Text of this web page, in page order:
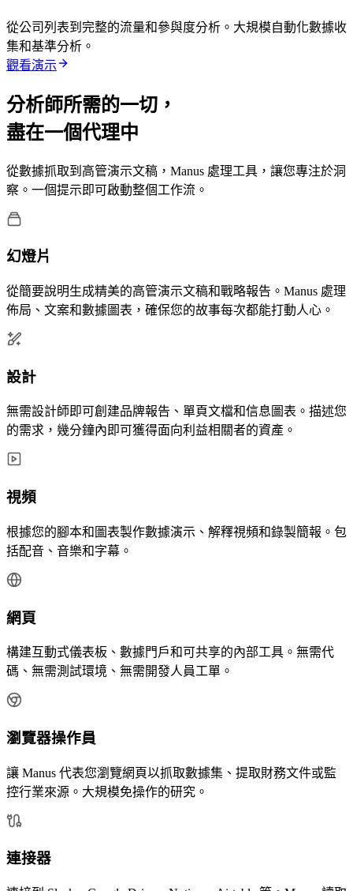
從公司列表到完整的流量和參與度分析。大規模自動化數據收
集和基準分析。
觀看演示
分析師所需的一切，
盡在一個代理中
從數據抓取到高管演示文稿，Manus 處理工具，讓您專注於洞
察。一個提示即可啟動整個工作流。
幻燈片
從簡要說明生成精美的高管演示文稿和戰略報告。Manus 處理
佈局、文案和數據圖表，確保您的故事每次都能打動人心。
設計
無需設計師即可創建品牌報告、單頁文檔和信息圖表。描述您
的需求，幾分鐘內即可獲得面向利益相關者的資產。
視頻
根據您的腳本和圖表製作數據演示、解釋視頻和錄製簡報。包
括配音、音樂和字幕。
網頁
構建互動式儀表板、數據門戶和可共享的內部工具。無需代
碼、無需測試環境、無需開發人員工單。
瀏覽器操作員
讓 Manus 代表您瀏覽網頁以抓取數據集、提取財務文件或監
控行業來源。大規模免操作的研究。
連接器